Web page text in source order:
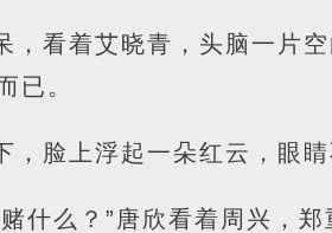
，看着艾晓青，头脑一片
已。
，脸上浮起一朵红云，眼
什么？”唐欣看着周兴，